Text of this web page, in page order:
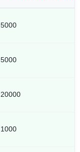
5000
5000
20000
1000